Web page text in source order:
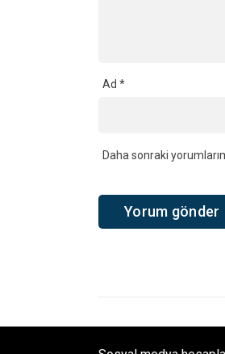
Ad *
Daha sonraki